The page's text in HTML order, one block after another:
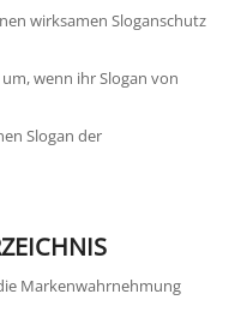
wirksamen Sloganschutz
wenn ihr Slogan von
Slogan der
Markenwahrnehmung